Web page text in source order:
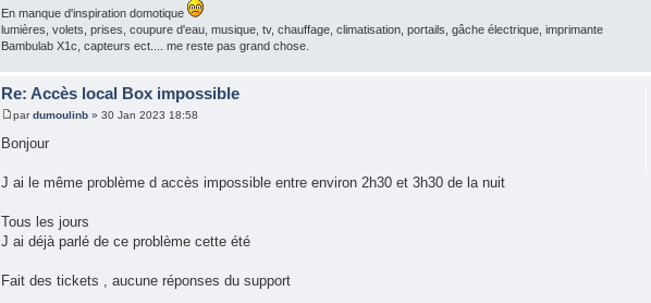
En manque d'inspiration domotique
lumières, volets, prises, coupure d'eau, musique, tv, chauffage, climatisation, portails, gâche électrique, imprimante
Bambulab X1c, capteurs ect.... me reste pas grand chose.
Re: Accès local Box impossible
pardumoulinb » 30 Jan 2023 18:58
Bonjour
J ai le même problème d accès impossible entre environ 2h30 et 3h30 de la nuit
Tous les jours
J ai déjà parlé de ce problème cette été
Fait des tickets , aucune réponses du support